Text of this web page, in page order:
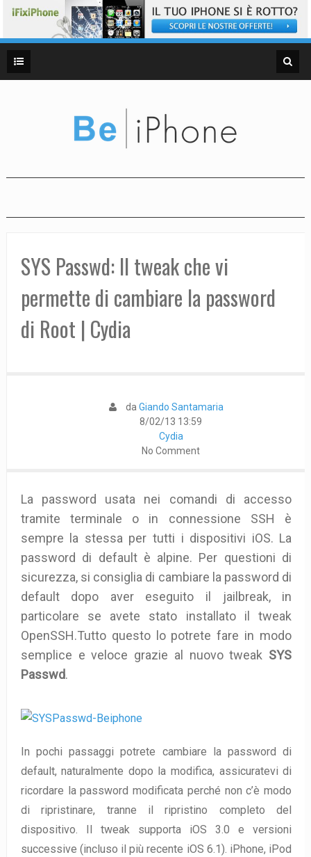
SYS Passwd: Il tweak che vi
permette di cambiare la password
di Root | Cydia
daGiando Santamaria
8/02/13 13:59
Cydia
No Comment
La password usata nei comandi di accesso
tramite terminale o in connessione SSH è
sempre la stessa per tutti i dispositivi iOS. La
password di default è alpine. Per questioni di
sicurezza, si consiglia di cambiare la password di
default dopo aver eseguito il jailbreak, in
particolare se avete stato installato il tweak
OpenSSH.Tutto questo lo potrete fare in modo
semplice e veloce grazie al nuovo tweak SYS
Passwd.
In pochi passaggi potrete cambiare la password di
default, naturalmente dopo la modifica, assicuratevi di
ricordare la password modificata perché non c’è modo
di ripristinare, tranne il ripristino completo del
dispositivo. Il tweak supporta iOS 3.0 e versioni
successive (incluso il più recente iOS 6.1). iPhone, iPod